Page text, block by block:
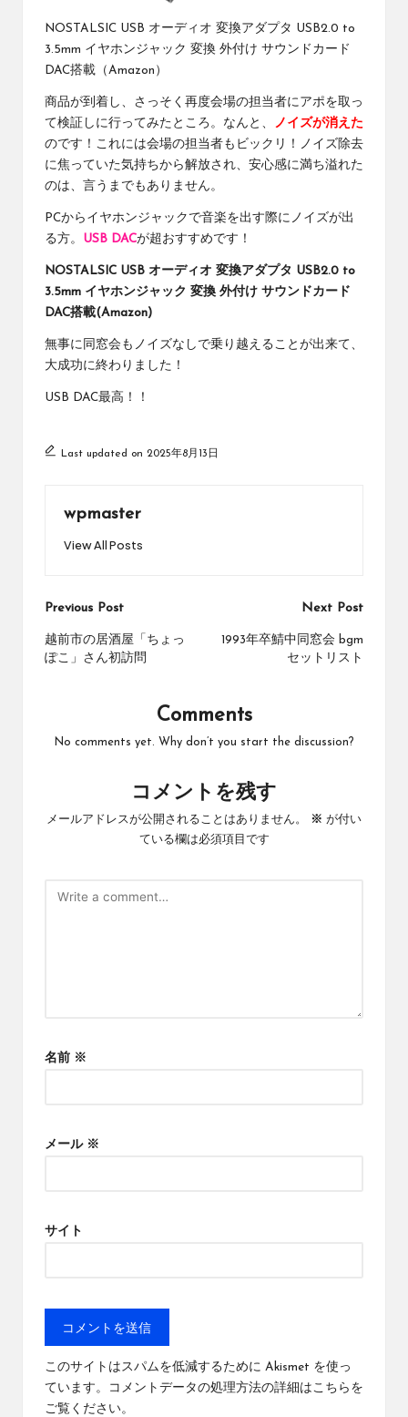
NOSTALSIC USB オーディオ 変換アダプタ USB2.0 to
3.5mm イヤホンジャック 変換 外付け サウンドカード
DAC搭載（Amazon）
商品が到着し、さっそく再度会場の担当者にアポを取っ
て検証しに行ってみたところ。なんと、
ノイズが消えた
のです！これには会場の担当者もビックリ！ノイズ除去
に焦っていた気持ちから解放され、安心感に満ち溢れた
のは、言うまでもありません。
PCからイヤホンジャックで音楽を出す際にノイズが出
る方。 USB DACが超おすすめです！
NOSTALSIC USB オーディオ 変換アダプタ USB2.0 to
3.5mm イヤホンジャック 変換 外付け サウンドカード
DAC搭載(Amazon)
無事に同窓会もノイズなしで乗り越えることが出来て、
大成功に終わりました！
USB DAC最高！！
Last updated on 2025年8月13日
wpmaster
View All Posts
Post
navigation
Previous Post
越前市の居酒屋「ちょっ
ぽこ」さん初訪問
Next Post
1993年卒鯖中同窓会 bgm
セットリスト
Comments
No comments yet. Why don’t you start the discussion?
コメントを残す
メールアドレスが公開されることはありません。 ※ が付い
ている欄は必須項目です
名前 ※
メール ※
サイト
このサイトはスパムを低減するために Akismet を使っ
ています。
コメントデータの処理方法の詳細はこちらを
ご覧ください。